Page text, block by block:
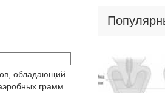
обладающий
грамм